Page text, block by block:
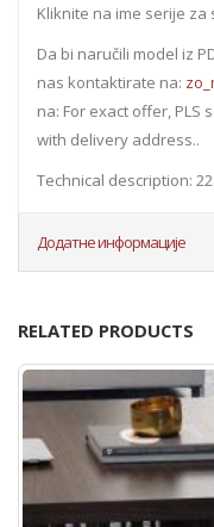
Kliknite na ime serije za
Da bi naručili model iz
nas kontaktirate na:
na: For exact offer,
with delivery address..
Technical description:
Додатне информације
RELATED PRODUCTS